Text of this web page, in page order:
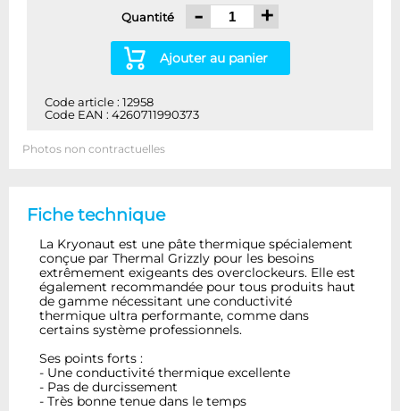
Quantité - +
Ajouter au panier
Code article : 12958
Code EAN : 4260711990373
Photos non contractuelles
Fiche technique
La Kryonaut est une pâte thermique spécialement
conçue par Thermal Grizzly pour les besoins
extrêmement exigeants des overclockeurs. Elle est
également recommandée pour tous produits haut
de gamme nécessitant une conductivité
thermique ultra performante, comme dans
certains système professionnels.
Ses points forts :
- Une conductivité thermique excellente
- Pas de durcissement
- Très bonne tenue dans le temps